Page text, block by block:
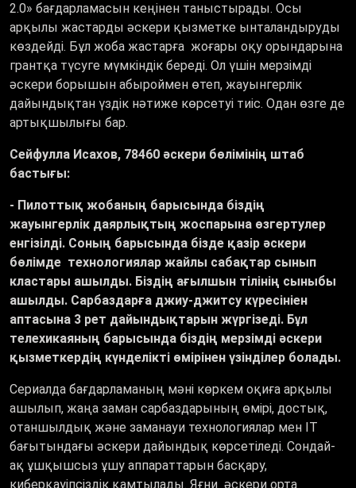
2.0» бағдарламасын кеңінен таныстырады. Осы
арқылы жастарды әскери қызметке ынталандыруды
көздейді. Бұл жоба жастарға жоғары оқу орындарына
грантқа түсуге мүмкіндік береді. Ол үшін мерзімді
әскери борышын абыроймен өтеп, жауынгерлік
дайындықтан үздік нәтиже көрсетуі тиіс. Одан өзге де
артықшылығы бар.
Сейфулла Исахов, 78460 әскери бөлімінің штаб
бастығы:
- Пилоттық жобаның барысында біздің
жауынгерлік даярлықтың жоспарына өзгертулер
енгізілді. Соның барысында бізде қазір әскери
бөлімде технологиялар жайлы сабақтар сынып
кластары ашылды. Біздің ағылшын тілінің сыныбы
ашылды. Сарбаздарға джиу-джитсу күресініен
аптасына 3 рет дайындықтарын жүргізеді. Бұл
телехикаяның барысында біздің мерзімді әскери
қызметкердің күнделікті өмірінен үзінділер болады.
Сериалда бағдарламаның мәні көркем оқиға арқылы
ашылып, жаңа заман сарбаздарының өмірі, достық,
отаншылдық және заманауи технологиялар мен IT
бағытындағы әскери дайындық көрсетіледі. Сондай-
ақ ұшқышсыз ұшу аппараттарын басқару,
киберқауіпсіздік қамтылады. Яғни әскери орта